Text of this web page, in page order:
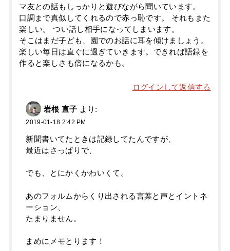
マ友との話もしっかりと遊びながら聞いています。
口調まで真似してくれるので赤っ恥です。 それもまた
楽しい。 つい話し相手になってしまいます。
そこはまだ子ども、園でのお話に耳を傾けましょう。
楽しい毎日は直ぐに過ぎていきます。できれば語録を
作ると楽しさも倍になるかも。
ログインして返信する
岩根 直子 より:
2019-01-18 2:42 PM
新聞書いてたときは記録してたんですが、
最近はさっぱりで、
でも、とにかくかわいくて。
あのフォルムからくり出される言葉と声とイントネ
ーション、
たまりません。
まめにメモとります！